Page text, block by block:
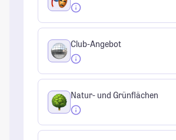
Club-Angebot
Natur- und Grünflächen